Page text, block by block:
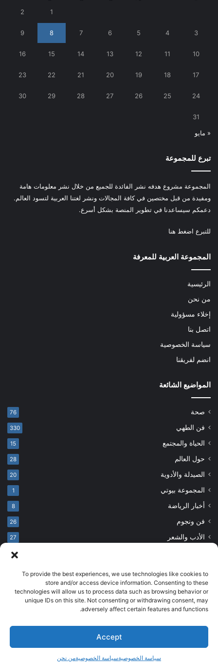
To provide the best experiences, we use technologies like cookies to
store and/or access device information. Consenting to these
technologies will allow us to process data such as browsing behavior or
unique IDs on this site. Not consenting or withdrawing consent, may
adversely affect certain features and functions.
Accept
سياسة الخصوصيةسياسة الخصوصيةمن نحن
1
2
3
4
5
6
7
8
9
10
11
12
13
14
15
16
17
18
19
20
21
22
23
24
25
26
27
28
29
30
31
« مايو
تبرع للمجموعة
المجموعة مشروع هدفه نشر الفائدة للجميع من خلال نشر معلومات هامة
ومفيدة من قبل مختصين في كافة المجالات ونشر لغتنا العربية لتسود العالم.
دعمكم سيساعدنا في تطوير المنصة بشكل أسرع.
للتبرع اضغط هنا
المجموعة العربية للمعرفة
الرئيسية
من نحن
إخلاء مسؤولية
اتصل بنا
سياسة الخصوصية
انضم لفريقنا
المواضيع الشائعة
صحة 76
فن الطهي 330
الحياة والمجتمع 15
حول العالم 28
الصيدلة والأدوية 20
المجموعة بيوتي 1
أخبار الرياضة 8
فن ونجوم 26
الأدب والشعر 27
© حقوق النشر 2026، جميع الحقوق محفوظة
developed by salehsounbol.com
الرئيسية
من نحن إخلاء مسؤولية اتصل بنا
انضم لفريقنا
فيسبوكبينتيريستانستقرامتيلقرام‫TikTok